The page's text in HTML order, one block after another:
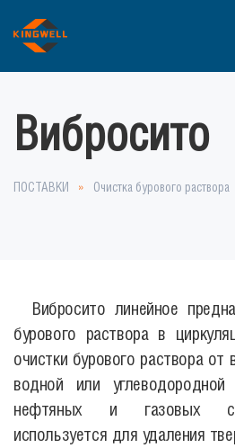
Перейти к содержимому
Вибросито
ПОСТАВКИ Очистка бурового раствора
Вибросито линейное
бурового раствора в
очистки бурового раствора
водной или
нефтяных и газовых
используется для удаления